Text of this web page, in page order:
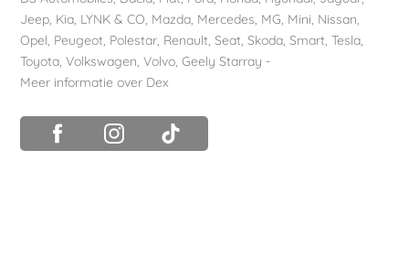
Jeep, Kia, LYNK & CO, Mazda, Mercedes, MG, Mini, Nissan,
Opel, Peugeot, Polestar, Renault,Seat,Skoda,Smart,Tesla,
Toyota,Volkswagen,Volvo,Geely Starray -
Meer informatie over Dex